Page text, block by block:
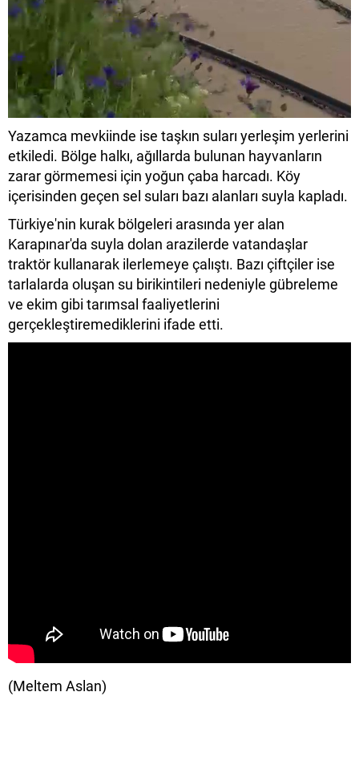
Yazamca mevkiinde ise taşkın suları yerleşim yerlerini
etkiledi. Bölge halkı, ağıllarda bulunan hayvanların
zarar görmemesi için yoğun çaba harcadı. Köy
içerisinden geçen sel suları bazı alanları suyla kapladı.
Türkiye'nin kurak bölgeleri arasında yer alan
Karapınar'da suyla dolan arazilerde vatandaşlar
traktör kullanarak ilerlemeye çalıştı. Bazı çiftçiler ise
tarlalarda oluşan su birikintileri nedeniyle gübreleme
ve ekim gibi tarımsal faaliyetlerini
gerçekleştiremediklerini ifade etti.
(Meltem Aslan)